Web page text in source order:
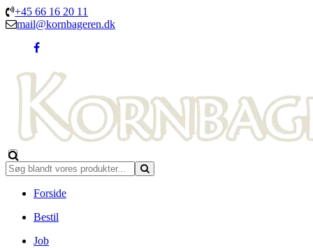
+45 66 16 20 11
mail@kornbageren.dk
Forside
Bestil
Job